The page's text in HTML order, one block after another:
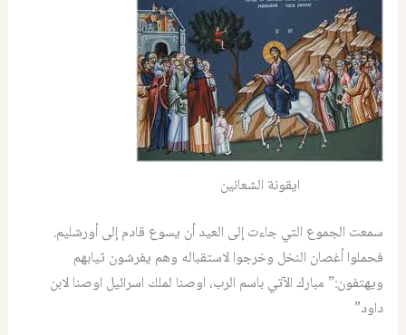
ايقونة الشعانين
سمعت الجموع التي جاءت إلى العيد أن يسوع قادم إلى أورشليم.
فحملوا أغصان النخل وخرجوا لاستقباله وهم يفرشون ثيابهم
ويهتفون:” مبارك الآتي باسم الرب، اوصنا لملك اسرائيل اوصنا لابن
داود”